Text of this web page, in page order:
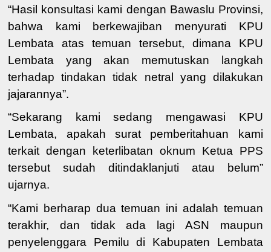
“Hasil konsultasi kami dengan Bawaslu Provinsi,
bahwa kami berkewajiban menyurati KPU
Lembata atas temuan tersebut, dimana KPU
Lembata yang akan memutuskan langkah
terhadap tindakan tidak netral yang dilakukan
jajarannya”.
“Sekarang kami sedang mengawasi KPU
Lembata, apakah surat pemberitahuan kami
terkait dengan keterlibatan oknum Ketua PPS
tersebut sudah ditindaklanjuti atau belum”
ujarnya.
“Kami berharap dua temuan ini adalah temuan
terakhir, dan tidak ada lagi ASN maupun
penyelenggara Pemilu di Kabupaten Lembata